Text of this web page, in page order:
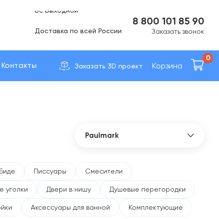
8 800 101 85 90
Заказать звонок
Контакты Заказать 3D проект Корзина
0
Paulmark
41zero42
Abber
Allen Brau
AltroBagno
Биде Писсуары Смесители
уголки Двери в нишу Душевые перегородки
Аксессуары для ванной Комплектующие